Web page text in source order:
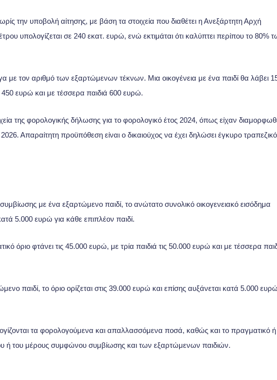
την υποβολή αίτησης, με βάση τα στοιχεία που διαθέτει η Ανεξάρτητη Αρχή
υπολογίζεται σε 240 εκατ. ευρώ, ενώ εκτιμάται ότι καλύπτει περίπου το 80%
με τον αριθμό των εξαρτώμενων τέκνων. Μια οικογένεια με ένα παιδί θα λάβει
ευρώ και με τέσσερα παιδιά 600 ευρώ.
της φορολογικής δήλωσης για το φορολογικό έτος 2024, όπως είχαν
Απαραίτητη προϋπόθεση είναι ο δικαιούχος να έχει δηλώσει έγκυρο τραπεζικό
με ένα εξαρτώμενο παιδί, το ανώτατο συνολικό οικογενειακό εισόδημα
5.000 ευρώ για κάθε επιπλέον παιδί.
όριο φτάνει τις 45.000 ευρώ, με τρία παιδιά τις 50.000 ευρώ και με τέσσερα
παιδί, το όριο ορίζεται στις 39.000 ευρώ και επίσης αυξάνεται κατά 5.000
τα φορολογούμενα και απαλλασσόμενα ποσά, καθώς και το πραγματικό ή
ή του μέρους συμφώνου συμβίωσης και των εξαρτώμενων παιδιών.